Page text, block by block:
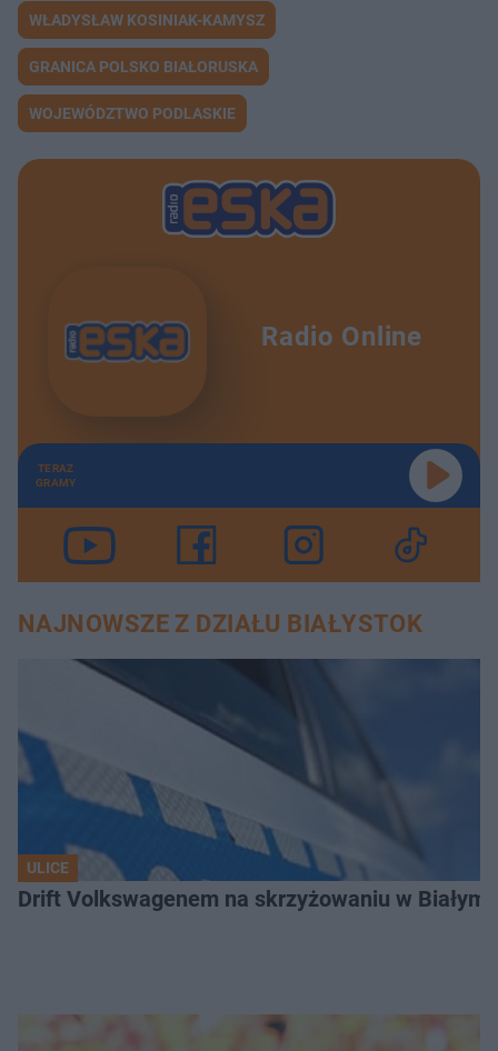
WŁADYSŁAW KOSINIAK-KAMYSZ
GRANICA POLSKO BIAŁORUSKA
WOJEWÓDZTWO PODLASKIE
Radio Online
TERAZ
GRAMY
NAJNOWSZE Z DZIAŁU BIAŁYSTOK
ULICE
Drift Volkswagenem na skrzyżowaniu w